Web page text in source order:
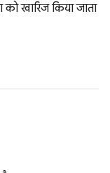
खारिज किया जाता